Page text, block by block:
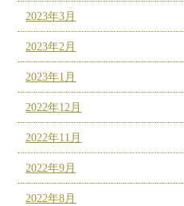
2023年3月
2023年2月
2023年1月
2022年12月
2022年11月
2022年9月
2022年8月